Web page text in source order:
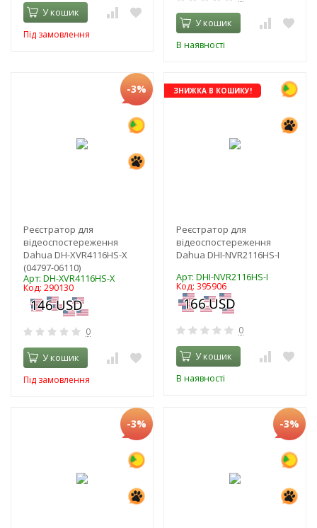
У кошик
Під замовлення
У кошик
В наявності
-3%
Реєстратор для
відеоспостереження
Dahua DH-XVR4116HS-X
(04797-06110)
Арт: DH-XVR4116HS-X
Код: 290130
0
У кошик
Під замовлення
ЗНИЖКА В КОШИКУ!
Реєстратор для
відеоспостереження
Dahua DHI-NVR2116HS-I
Арт: DHI-NVR2116HS-I
Код: 395906
0
У кошик
В наявності
-3% -3%